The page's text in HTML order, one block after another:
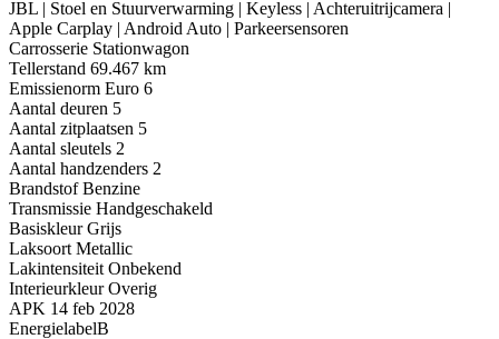
JBL | Stoel en Stuurverwarming | Keyless | Achteruitrijcamera |
Apple Carplay | Android Auto | Parkeersensoren
Carrosserie Stationwagon
Tellerstand 69.467 km
Emissienorm Euro 6
Aantal deuren 5
Aantal zitplaatsen 5
Aantal sleutels 2
Aantal handzenders 2
Brandstof Benzine
Transmissie Handgeschakeld
Basiskleur Grijs
Laksoort Metallic
Lakintensiteit Onbekend
Interieurkleur Overig
APK 14 feb 2028
EnergielabelB